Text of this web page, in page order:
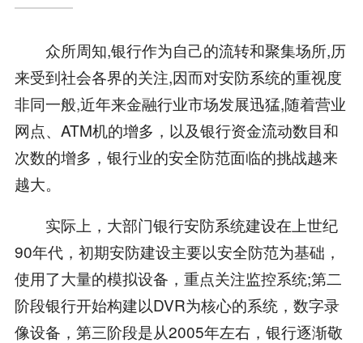
众所周知,银行作为自己的流转和聚集场所,历
来受到社会各界的关注,因而对安防系统的重视度
非同一般,近年来金融行业市场发展迅猛,随着营业
网点、ATM机的增多，以及银行资金流动数目和
次数的增多，银行业的安全防范面临的挑战越来
越大。
实际上，大部门银行安防系统建设在上世纪
90年代，初期安防建设主要以安全防范为基础，
使用了大量的模拟设备，重点关注监控系统;第二
阶段银行开始构建以DVR为核心的系统，数字录
像设备，第三阶段是从2005年左右，银行逐渐敬